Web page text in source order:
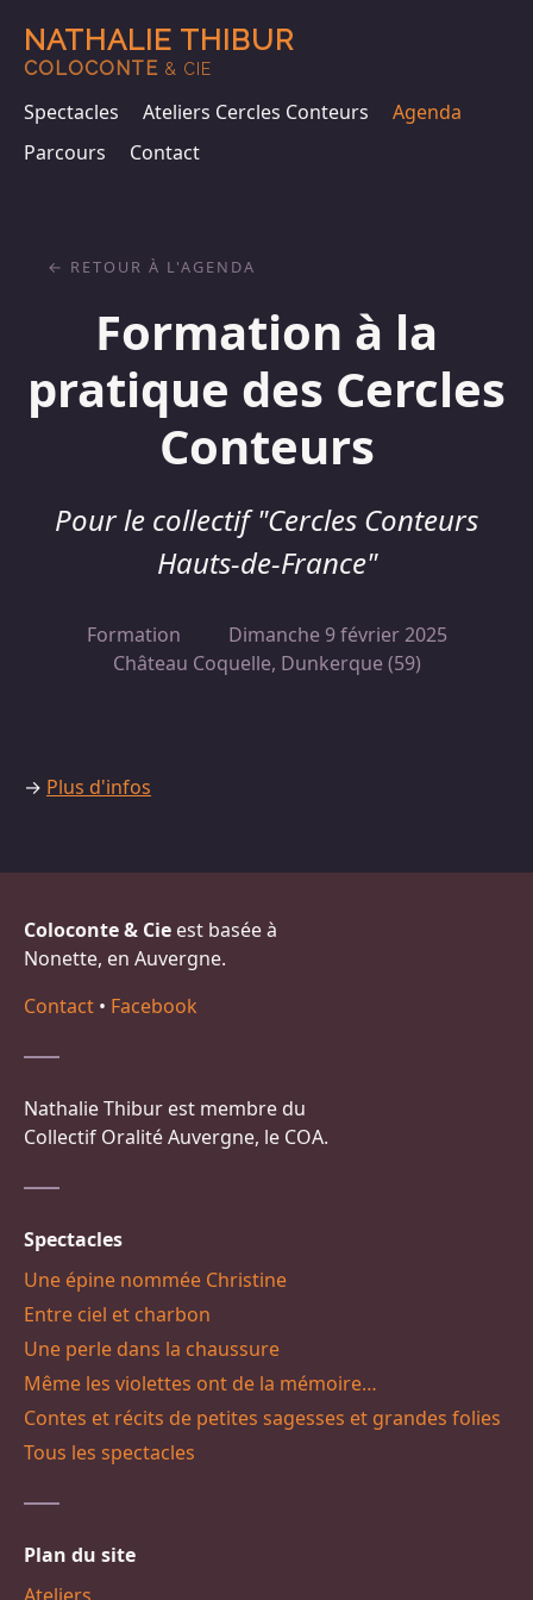
NATHALIE THIBUR
COLOCONTE & CIE
Spectacles Ateliers Cercles Conteurs
Agenda
Parcours
Contact
Formation à la
pratique des Cercles
Conteurs
Pour le collectif "Cercles Conteurs
Hauts-de-France"
Formation
Dimanche 9 février 2025
Château Coquelle, Dunkerque (59)
RETOUR À L'AGENDA
→ Plus d'infos
Coloconte & Cie est basée à
Nonette, en Auvergne.
Contact • Facebook
Nathalie Thibur est membre du
Collectif Oralité Auvergne, le COA.
Spectacles
Une épine nommée Christine
Entre ciel et charbon
Une perle dans la chaussure
Même les violettes ont de la mémoire…
Contes et récits de petites sagesses et grandes folies
Tous les spectacles
Plan du site